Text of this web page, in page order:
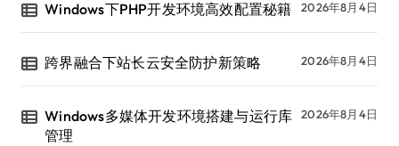
Windows下PHP开发环境高效配置秘籍 2026年8月4日
跨界融合下站长云安全防护新策略 2026年8月4日
Windows多媒体开发环境搭建与运行库
管理
2026年8月4日